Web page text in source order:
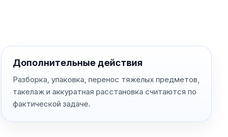
Дополнительные действия
Разборка, упаковка, перенос тяжёлых предметов,
такелаж и аккуратная расстановка считаются по
фактической задаче.